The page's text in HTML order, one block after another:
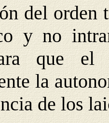
del orden
y no
que el
la
de los